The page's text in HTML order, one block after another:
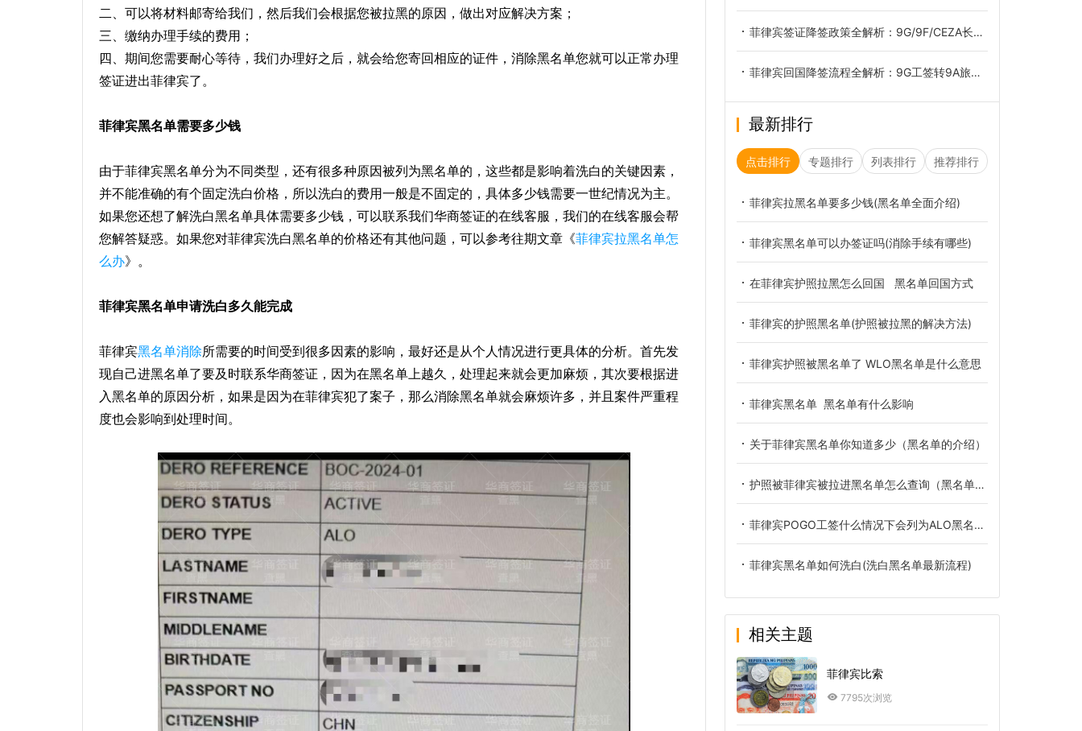
二、可以将材料邮寄给我们，然后我们会根据您被拉黑的原因，做出对应解决方案；
三、缴纳办理手续的费用；
四、期间您需要耐心等待，我们办理好之后，就会给您寄回相应的证件，消除黑名单您就可以正常办理
签证进出菲律宾了。
菲律宾黑名单需要多少钱
由于菲律宾黑名单分为不同类型，还有很多种原因被列为黑名单的，这些都是影响着洗白的关键因素，
并不能准确的有个固定洗白价格，所以洗白的费用一般是不固定的，具体多少钱需要一世纪情况为主。
如果您还想了解洗白黑名单具体需要多少钱，可以联系我们华商签证的在线客服，我们的在线客服会帮
您解答疑惑。如果您对菲律宾洗白黑名单的价格还有其他问题，可以参考往期文章《菲律宾拉黑名单怎
么办》。
菲律宾黑名单申请洗白多久能完成
菲律宾黑名单消除所需要的时间受到很多因素的影响，最好还是从个人情况进行更具体的分析。首先发
现自己进黑名单了要及时联系华商签证，因为在黑名单上越久，处理起来就会更加麻烦，其次要根据进
入黑名单的原因分析，如果是因为在菲律宾犯了案子，那么消除黑名单就会麻烦许多，并且案件严重程
度也会影响到处理时间。
菲律宾签证降签政策全解析：9G/9F/CEZA长期签转9A旅游签，合规离境必办的"最后一公里"
菲律宾回国降签流程全解析：9G工签转9A旅游签再清关离境
最新排行
点击排行 专题排行 列表排行 推荐排行
菲律宾拉黑名单要多少钱(黑名单全面介绍)
菲律宾黑名单可以办签证吗(消除手续有哪些)
在菲律宾护照拉黑怎么回国 黑名单回国方式
菲律宾的护照黑名单(护照被拉黑的解决方法)
菲律宾护照被黑名单了 WLO黑名单是什么意思
菲律宾黑名单 黑名单有什么影响
关于菲律宾黑名单你知道多少（黑名单的介绍）
护照被菲律宾被拉进黑名单怎么查询（黑名单最新查询办法）
菲律宾POGO工签什么情况下会列为ALO黑名单(怎么办)
菲律宾黑名单如何洗白(洗白黑名单最新流程)
相关主题
菲律宾比索
7795次浏览